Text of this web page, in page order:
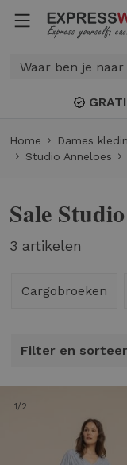
Home Dames
Studio Anneloes
Sale
3 artikelen
Cargobroeken
Filter en sorteer
1/2